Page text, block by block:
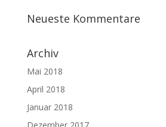
Neueste Kommentare
Archiv
Mai 2018
April 2018
Januar 2018